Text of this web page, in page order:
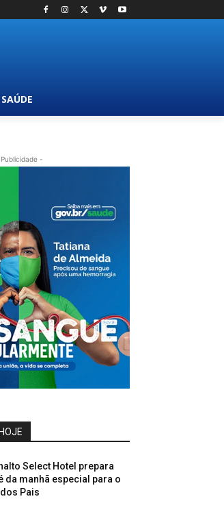
SAÚDE
-
Select Hotel prepara
da manhã especial para o
dos Pais